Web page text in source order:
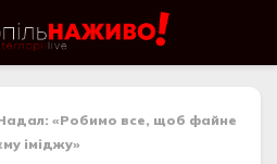
«Робимо все, щоб файне
іміджу»